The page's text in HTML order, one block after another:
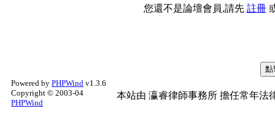
您還不是論壇會員,請先 註冊
Powered by PHPWind v1.3.6
Copyright © 2003-04
PHPWind
本站由 瀛睿律師事務所 擔任常年法